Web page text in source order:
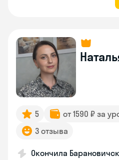
5 от 1590 ₽ за
3 отзыва
Окончила